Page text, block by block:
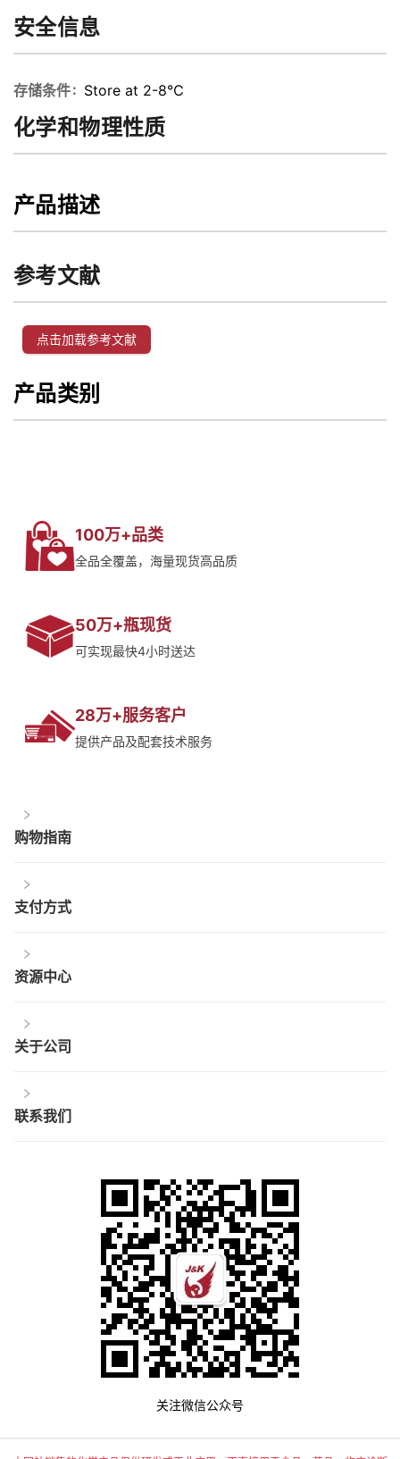
安全信息
存储条件 Store at 2-8℃
化学和物理性质
产品描述
参考文献
点击加载参考文献
产品类别
100万+品类
全品全覆盖，海量现货高品质
50万+瓶现货
可实现最快4小时送达
28万+服务客户
提供产品及配套技术服务
购物指南
支付方式
资源中心
关于公司
联系我们
关注微信公众号